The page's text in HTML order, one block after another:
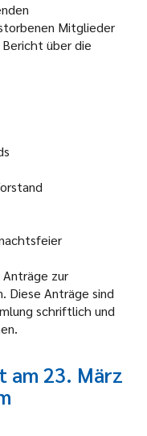
Mitglieder
über die
zur
Diese Anträge sind
schriftlich und
am 23. März